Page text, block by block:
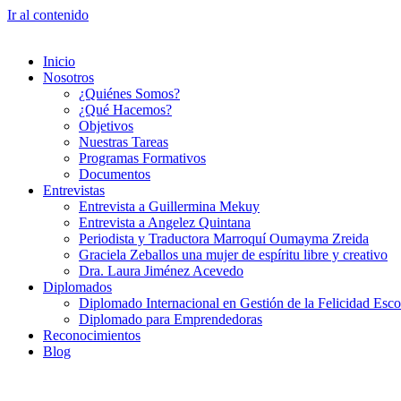
Ir al contenido
Inicio
Nosotros
¿Quiénes Somos?
¿Qué Hacemos?
Objetivos
Nuestras Tareas
Programas Formativos
Documentos
Entrevistas
Entrevista a Guillermina Mekuy
Entrevista a Angelez Quintana
Periodista y Traductora Marroquí Oumayma Zreida
Graciela Zeballos una mujer de espíritu libre y creativo
Dra. Laura Jiménez Acevedo
Diplomados
Diplomado Internacional en Gestión de la Felicidad
Diplomado para Emprendedoras
Reconocimientos
Blog